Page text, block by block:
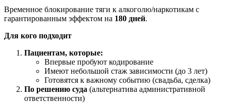
Временное блокирование тяги к алкоголю/наркотикам с
гарантированным эффектом на 180 дней.
Для кого подходит
Пациентам, которые:
Впервые пробуют кодирование
Имеют небольшой стаж зависимости (до 3 лет)
Готовятся к важному событию (свадьба, сделка)
По решению суда (альтернатива административной
ответственности)